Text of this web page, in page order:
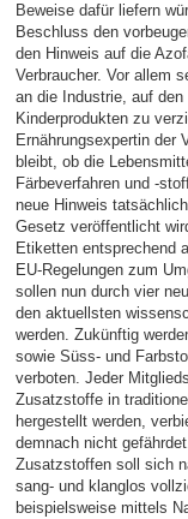
Beweise dafür liefern
Beschluss den
den Hinweis auf die
Verbraucher. Vor allem
an die Industrie, auf
Kinderprodukten zu
Ernährungsexpertin der
bleibt, ob die
Färbeverfahren und -
neue Hinweis
Gesetz veröffentlicht
Etiketten entsprechend
EU-Regelungen zum
sollen nun durch vier
den aktuellsten
werden. Zukünftig
sowie Süss- und
verboten. Jeder
Zusatzstoffe in
hergestellt werden,
demnach nicht
Zusatzstoffen soll sich
sang- und klanglos
beispielsweise mittels